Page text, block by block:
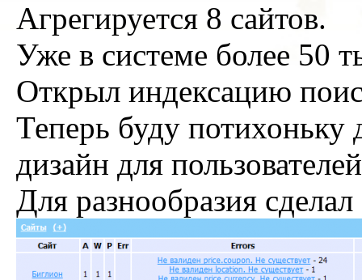
Агрегируется 8 сайтов.
Уже в системе более 50
Открыл индексацию
Теперь буду потихоньку
дизайн для
Для разнообразия